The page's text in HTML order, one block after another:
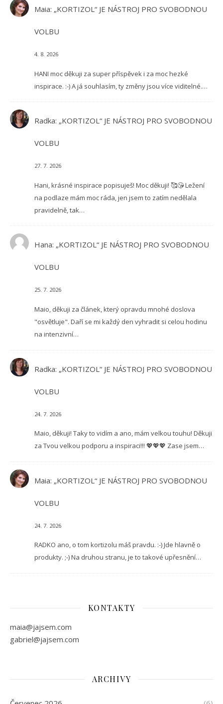
Maia: „KORTIZOL“ JE NÁSTROJ PRO SVOBODNOU
VOLBU
4. 8. 2026
HANI moc děkuji za super příspěvek i za moc hezké
inspirace. :-) A já souhlasím, ty změny jsou více viditelné.…
Radka: „KORTIZOL“ JE NÁSTROJ PRO SVOBODNOU
VOLBU
27. 7. 2026
Hani, krásné inspirace popisuješ! Moc děkuji! 🥰😘 Ležení
na podlaze mám moc ráda, jen jsem to zatím nedělala
pravidelně, tak…
Hana: „KORTIZOL“ JE NÁSTROJ PRO SVOBODNOU
VOLBU
25. 7. 2026
Maio, děkuji za článek, který opravdu mnohé doslova
"osvětluje". Daří se mi každý den vyhradit si celou hodinu
na intenzivní…
Radka: „KORTIZOL“ JE NÁSTROJ PRO SVOBODNOU
VOLBU
24. 7. 2026
Maio, děkuji! Taky to vidím a ano, mám velkou touhu! Děkuji
za Tvou velkou podporu a inspiraci!!! 💖💖💖 Zase jsem…
Maia: „KORTIZOL“ JE NÁSTROJ PRO SVOBODNOU
VOLBU
24. 7. 2026
RADKO ano, o tom kortizolu máš pravdu. :-) Jde hlavně o
produkty. ;-) Na druhou stranu, je to takové upřesnění…
KONTAKTY
maia@jajsem.com
gabriel@jajsem.com
ARCHIVY